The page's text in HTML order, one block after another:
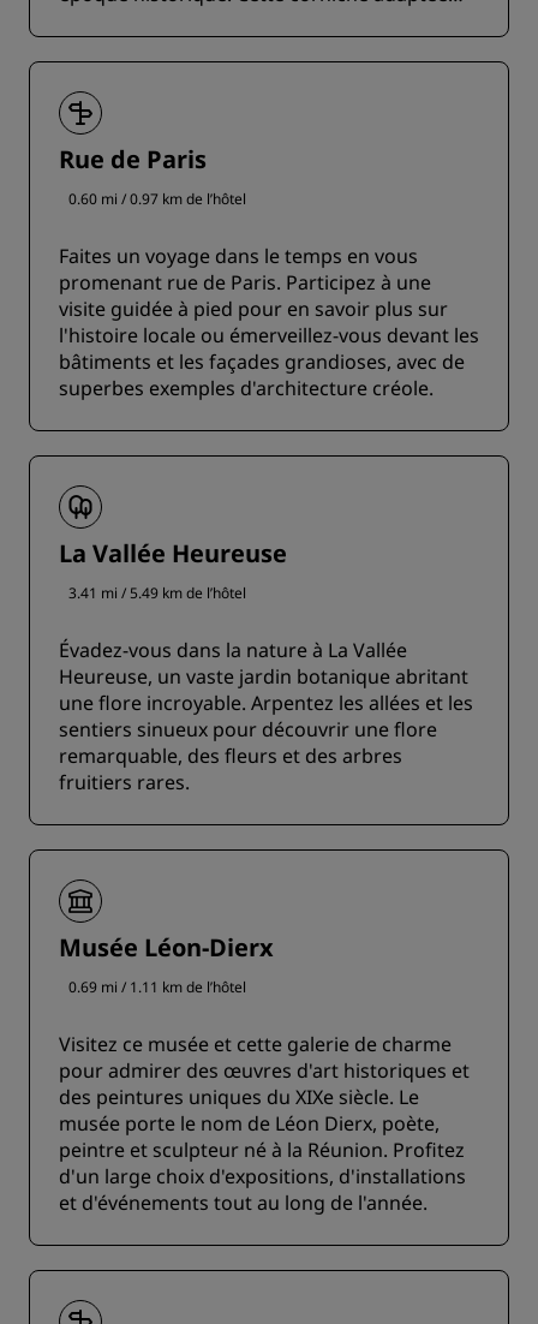
Rue de Paris
0.60 mi / 0.97 km de l’hôtel
Faites un voyage dans le temps en vous
promenant rue de Paris. Participez à une
visite guidée à pied pour en savoir plus sur
l'histoire locale ou émerveillez-vous devant les
bâtiments et les façades grandioses, avec de
superbes exemples d'architecture créole.
La Vallée Heureuse
3.41 mi / 5.49 km de l’hôtel
Évadez-vous dans la nature à La Vallée
Heureuse, un vaste jardin botanique abritant
une flore incroyable. Arpentez les allées et les
sentiers sinueux pour découvrir une flore
remarquable, des fleurs et des arbres
fruitiers rares.
Musée Léon-Dierx
0.69 mi / 1.11 km de l’hôtel
Visitez ce musée et cette galerie de charme
pour admirer des œuvres d'art historiques et
des peintures uniques du XIXe siècle. Le
musée porte le nom de Léon Dierx, poète,
peintre et sculpteur né à la Réunion. Profitez
d'un large choix d'expositions, d'installations
et d'événements tout au long de l'année.